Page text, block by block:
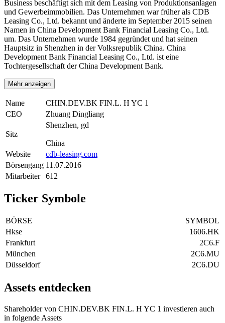
Business beschäftigt sich mit dem Leasing von Produktionsanlagen
und Gewerbeimmobilien. Das Unternehmen war früher als CDB
Leasing Co., Ltd. bekannt und änderte im September 2015 seinen
Namen in China Development Bank Financial Leasing Co., Ltd.
um. Das Unternehmen wurde 1984 gegründet und hat seinen
Hauptsitz in Shenzhen in der Volksrepublik China. China
Development Bank Financial Leasing Co., Ltd. ist eine
Tochtergesellschaft der China Development Bank.
Mehr anzeigen
Name
CHIN.DEV.BK FIN.L. H YC 1
CEO
Zhuang Dingliang
Sitz
Shenzhen, gd
China
Website
cdb-leasing.com
Börsengang 11.07.2016
Mitarbeiter
612
Ticker Symbole
BÖRSE
SYMBOL
Hkse
1606.HK
Frankfurt
2C6.F
München
2C6.MU
Düsseldorf
2C6.DU
Assets entdecken
Shareholder von CHIN.DEV.BK FIN.L. H YC 1 investieren auch
in folgende Assets